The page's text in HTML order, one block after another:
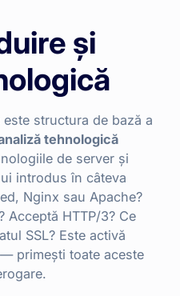
și
structura de bază a
tehnologică
de server și
introdus în câteva
Nginx sau Apache?
Acceptă HTTP/3? Ce
SSL? Este activă
primești toate aceste